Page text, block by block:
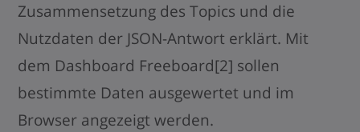
Zusammensetzung des Topics und die
Nutzdaten der JSON-Antwort erklärt. Mit
dem Dashboard Freeboard[2] sollen
bestimmte Daten ausgewertet und im
Browser angezeigt werden.